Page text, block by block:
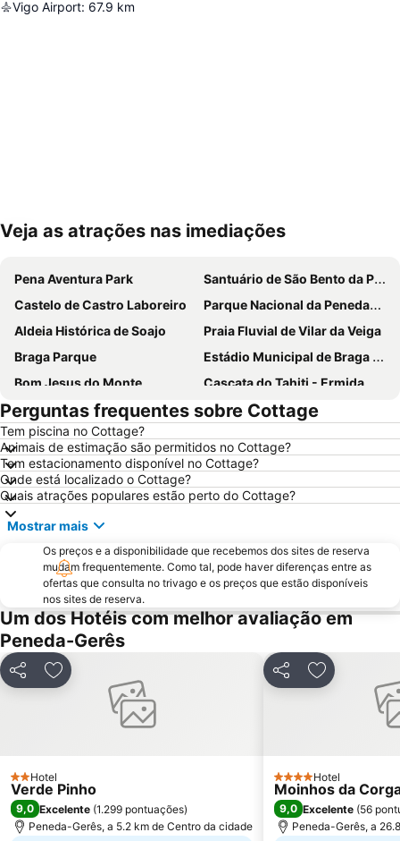
Vigo Airport: 67.9 km
Ampliar mapa
Veja as atrações nas imediações
Pena Aventura Park
Santuário de São Bento da Porta Aberta
Castelo de Castro Laboreiro
Parque Nacional da Peneda-Gerês
Aldeia Histórica de Soajo
Praia Fluvial de Vilar da Veiga
Braga Parque
Estádio Municipal de Braga - Estádio AXA
Bom Jesus do Monte
Cascata do Tahiti - Ermida
Praia Fluvial do Taboão
Termas Romanas do Alto da Cividade
Estação de Caminhos de Ferro de Braga
Centro Histórico de Guimarães
Lago dos Cisnes
DiverLanhoso
Minho Center
Azurara Parque Aventura
Casa de Camilo - Museu e Centro de Estudos
Elevador do Bom Jesus do Monte
Santuário de Nossa Senhora da Peneda
Capela de Cima de Oliveira
Parque Natural da Baixa Limia Serra do Xurés
Castelo de Salvaterra
Parque de Exposições de Braga
Cascata de Fisgas de Ermelo
Parque Natural do Alvão
Barragem do Alto-Lindoso
Praia Fluvial de Ponte da Barca
Pavilhão de Hóquei em Patins Riba de Ave Hóquei Clube
Barragem de Vilarinho das Furnas
Igreja de Joane
Paróquia São Miguel das Caldas de Vizela
Mosteiro de Landim
Citânia de Briteiros
Perguntas frequentes sobre Cottage
Tem piscina no Cottage?
Animais de estimação são permitidos no Cottage?
Tem estacionamento disponível no Cottage?
Onde está localizado o Cottage?
Quais atrações populares estão perto do Cottage?
Mostrar mais
Os preços e a disponibilidade que recebemos dos sites de reserva
mudam frequentemente. Como tal, pode haver diferenças entre as
ofertas que consulta no trivago e os preços que estão disponíveis
nos sites de reserva.
Um dos Hotéis com melhor avaliação em
Peneda-Gerês
PartilharAdicionar aos favoritos
2 Estrelas
Hotel
Verde Pinho
9,0 Excelente (1.299 pontuações)
Peneda-Gerês, a 5.2 km de Centro da cidade
PartilharAdicionar
4 Estrelas
Hotel
Moinhos da
9,0 Excelente (56
Peneda-Gerês, a